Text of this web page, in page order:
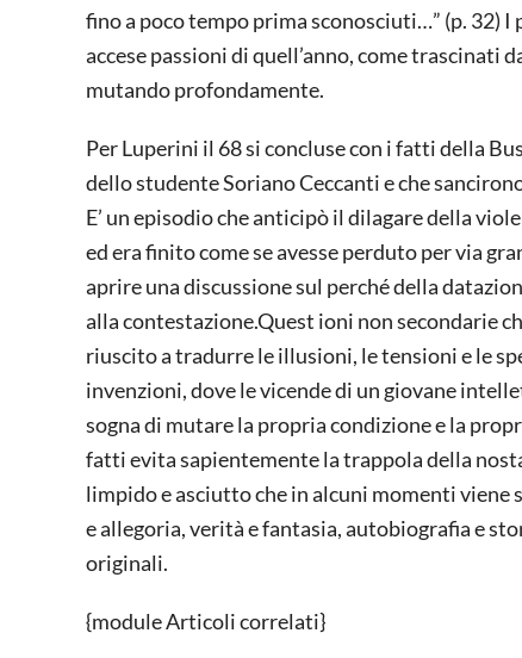
fino a poco tempo prima sconosciuti…” (p. 32)
accese passioni di quell’anno, come trascinati
mutando profondamente.
Per Luperini il 68 si concluse con i fatti della
dello studente Soriano Ceccanti e che
E’ un episodio che anticipò il dilagare della
ed era finito come se avesse perduto per via
aprire una discussione sul perché della
alla contestazione.Quest ioni non secondarie
riuscito a tradurre le illusioni, le tensioni e le
invenzioni, dove le vicende di un giovane
sogna di mutare la propria condizione e la
fatti evita sapientemente la trappola della
limpido e asciutto che in alcuni momenti
e allegoria, verità e fantasia, autobiografia e
originali.
{module Articoli correlati}